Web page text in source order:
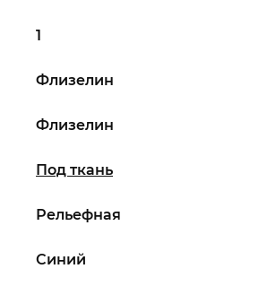
1
Синий
Под ткань
Флизелин
Флизелин
Рельефная